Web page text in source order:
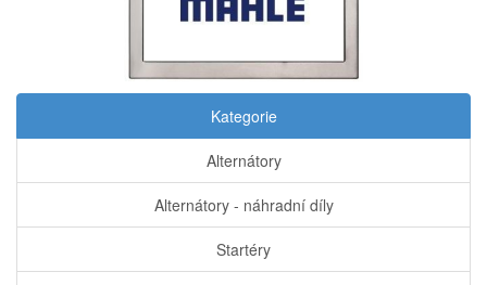
Kategorie
Alternátory
Alternátory - náhradní díly
Startéry